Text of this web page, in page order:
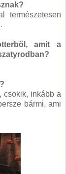
természetesen
amit a
csokik, inkább a
bármi, ami